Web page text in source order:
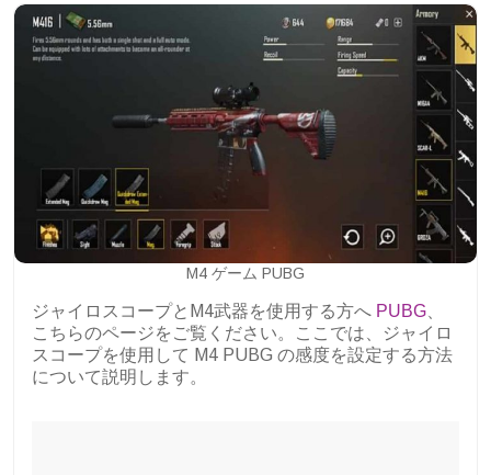
M4 ゲーム PUBG
ジャイロスコープとM4武器を使用する方へ PUBG
こちらのページをご覧ください。ここでは、ジャイロ
スコープを使用して M4 PUBG の感度を設定する方法
について説明します。